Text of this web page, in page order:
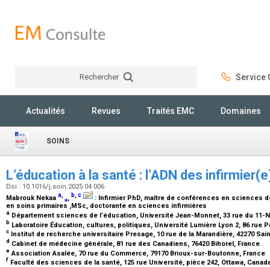
Rechercher Service
Actualités Revues Traités EMC Domaines
SOINS
L’éducation à la santé : l’ADN des
Doi : 10.1016/j.soin.2025.04.006
Mabrouk Nekaa a,⁎, b,c : Infirmier PhD, maître de conférences en sciences
en soins primaires ,MSc, doctorante en sciences infirmières
a Département sciences de l’éducation, Université Jean-Monnet, 33 rue du 11-
b Laboratoire Éducation, cultures, politiques, Université Lumière Lyon 2, 86 rue
c Institut de recherche universitaire Presage, 10 rue de la Marandière, 42270
d Cabinet de médecine générale, 81 rue des Canadiens, 76420 Bihorel, France
e Association Asalée, 70 rue du Commerce, 79170 Brioux-sur-Boutonne, France
f Faculté des sciences de la santé, 125 rue Université, pièce 242, Ottawa,